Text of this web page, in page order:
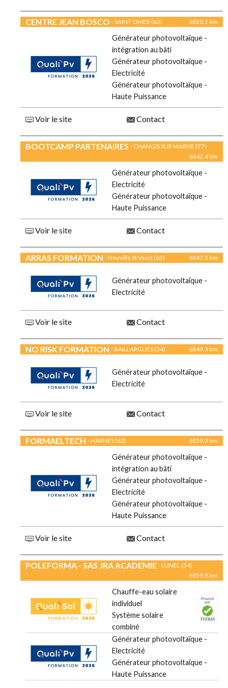
CENTRE JEAN BOSCO - SAINT OMER (62) 6820.2 km
Générateur photovoltaïque -
intégration au bâti
Générateur photovoltaïque -
Electricité
Générateur photovoltaïque -
Haute Puissance
Voir le site Contact
BOOTCAMP PARTENAIRES - CHANGIS SUR MARNE (77)
6842.4 km
Générateur photovoltaïque -
Electricité
Générateur photovoltaïque -
Haute Puissance
Voir le site Contact
ARRAS FORMATION - Neuville St Vaast (62) 6847.5 km
Générateur photovoltaïque -
Electricité
Voir le site Contact
NO RISK FORMATION - BAILLARGUES (34) 6849.3 km
Générateur photovoltaïque -
Electricité
Voir le site Contact
FORMAELTECH - HARNES (62) 6859.3 km
Générateur photovoltaïque -
intégration au bâti
Générateur photovoltaïque -
Electricité
Générateur photovoltaïque -
Haute Puissance
Voir le site Contact
POLEFORMA - SAS JRA ACADEMIE - LUNEL (34)
6859.8 km
Chauffe-eau solaire
individuel
Système solaire
combiné
Générateur photovoltaïque -
Electricité
Générateur photovoltaïque -
Haute Puissance